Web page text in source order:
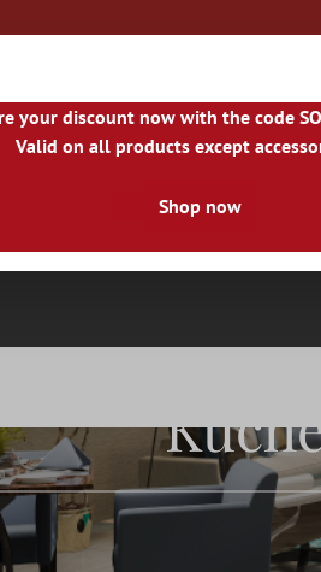
your discount now with the code
Valid on all products except
Shop now